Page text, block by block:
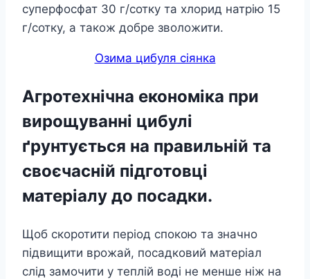
суперфосфат 30 г/сотку та хлорид натрію 15
г/сотку, а також добре зволожити.
Озима цибуля сіянка
Агротехнічна економіка при
вирощуванні цибулі
ґрунтується на правильній та
своєчасній підготовці
матеріалу до посадки.
Щоб скоротити період спокою та значно
підвищити врожай, посадковий матеріал
слід замочити у теплій воді не менше ніж на